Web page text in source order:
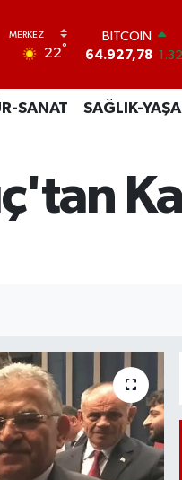
22°
BITCOIN
64.927,78 1.32
47,5894 0.08
EURO
GRAM ALTIN
6527.85 0.54
SANAT SAĞLIK-